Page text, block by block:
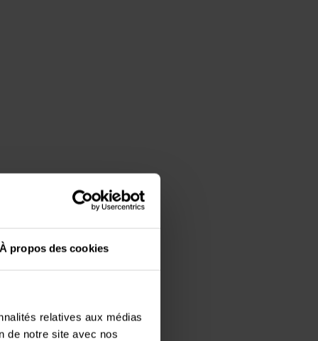
À propos des cookies
relatives aux médias
de notre site avec nos